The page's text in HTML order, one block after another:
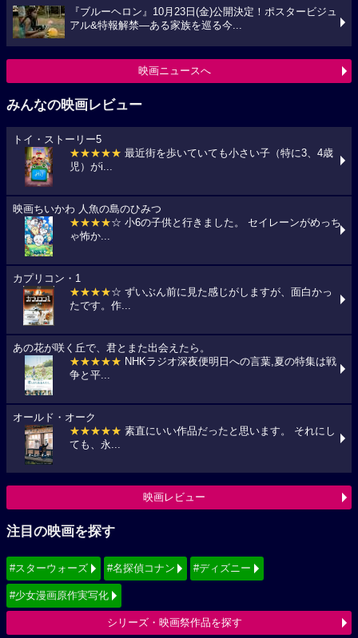
『ブルーヘロン』10月23日(金)公開決定！ポスタービジュ
アル&特報解禁―ある家族を巡る今...
映画ニュースへ
みんなの映画レビュー
トイ・ストーリー5
★★★★★ 最近街を歩いていても小さい子（特に3、4歳
児）がi...
映画ちいかわ 人魚の島のひみつ
★★★★☆ 小6の子供と行きました。 セイレーンがめっち
ゃ怖か...
カプリコン・1
★★★★☆ ずいぶん前に見た感じがしますが、面白かっ
たです。作...
あの花が咲く丘で、君とまた出会えたら。
★★★★★ NHKラジオ深夜便明日への言葉,夏の特集は戦
争と平...
オールド・オーク
★★★★★ 素直にいい作品だったと思います。 それにし
ても、永...
映画レビュー
注目の映画を探す
#スターウォーズ #名探偵コナン #ディズニー
#少女漫画原作実写化
シリーズ・映画祭作品を探す